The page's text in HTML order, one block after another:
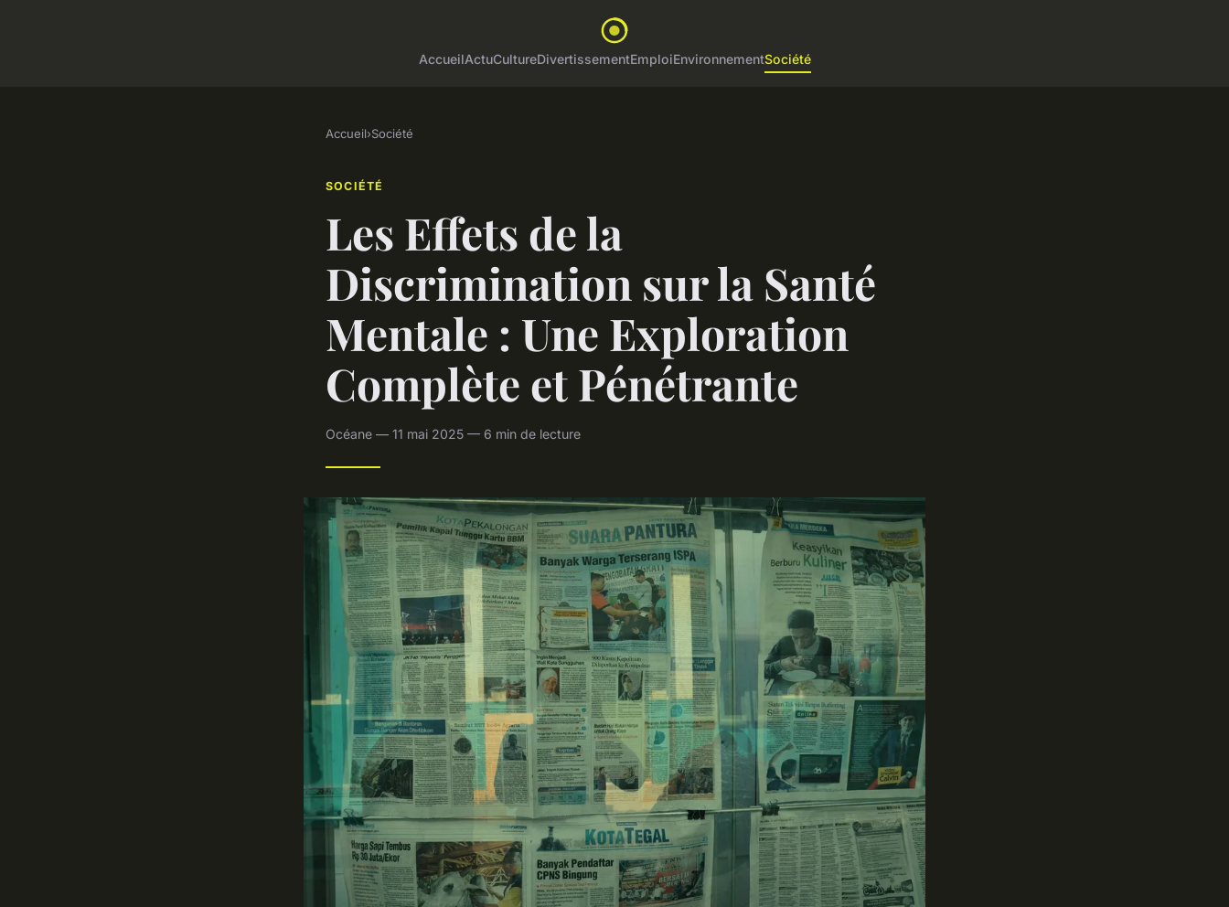
AccueilActuCultureDivertissementEmploiEnvironnementSociété
Accueil›Société
SOCIÉTÉ
Les Effets de la
Discrimination sur la Santé
Mentale : Une Exploration
Complète et Pénétrante
Océane — 11 mai 2025 — 6 min de lecture